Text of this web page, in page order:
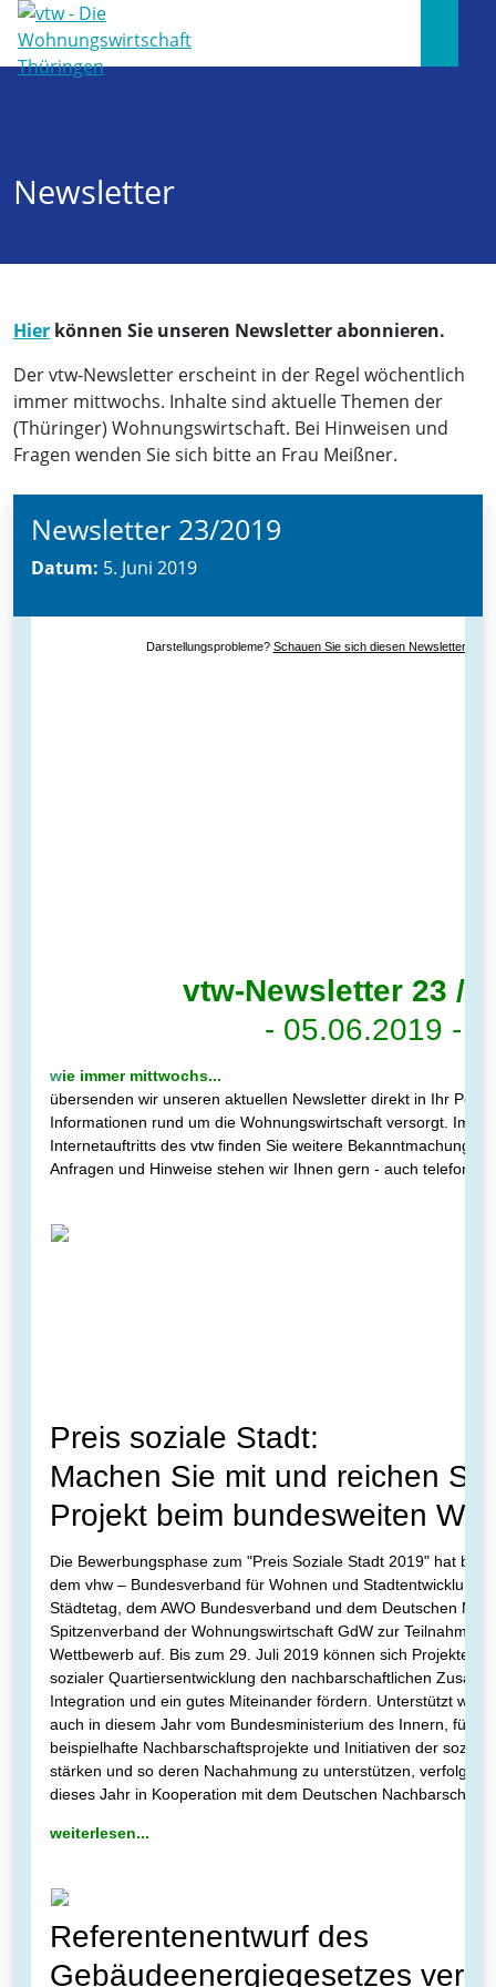
Newsletter
Hier können Sie unseren Newsletter abonnieren.
Der vtw-Newsletter erscheint in der Regel wöchentlich
immer mittwochs. Inhalte sind aktuelle Themen der
(Thüringer) Wohnungswirtschaft. Bei Hinweisen und
Fragen wenden Sie sich bitte an Frau Meißner.
Newsletter 23/2019
Datum: 5. Juni 2019